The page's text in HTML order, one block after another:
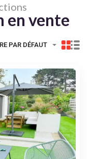
en vente
PAR DÉFAUT